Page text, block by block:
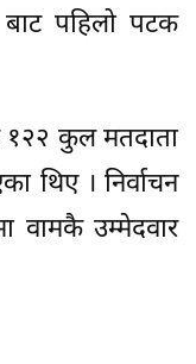
बाट पहिलो पटक
१२२ कुल मतदाता
थिए । निर्वाचन
वामकै उम्मेदवार